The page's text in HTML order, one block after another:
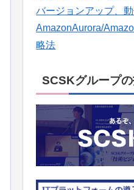
バージョンアップ、
AmazonAurora/
略法
SCSKグループ